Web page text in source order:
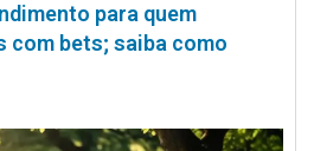
para quem
com bets; saiba como